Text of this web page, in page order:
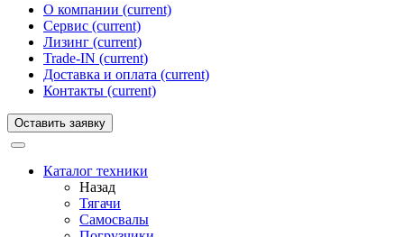
О компании (current)
Сервис (current)
Лизинг (current)
Trade-IN (current)
Доставка и оплата (current)
Контакты (current)
Оставить заявку
Каталог техники
Назад
Тягачи
Cамосвалы